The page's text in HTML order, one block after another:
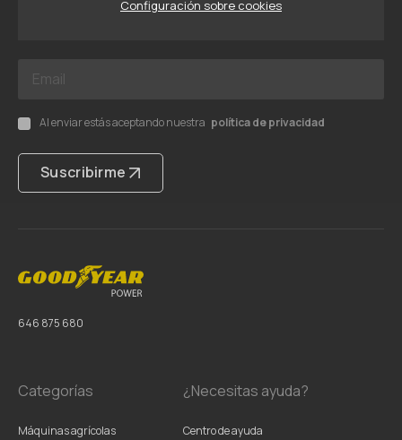
Configuración sobre cookies
Suscribirme
Al enviar estás aceptando nuestra política de privacidad
646 875 680
Categorías
Máquinas agrícolas
¿Necesitas ayuda?
Centro de ayuda